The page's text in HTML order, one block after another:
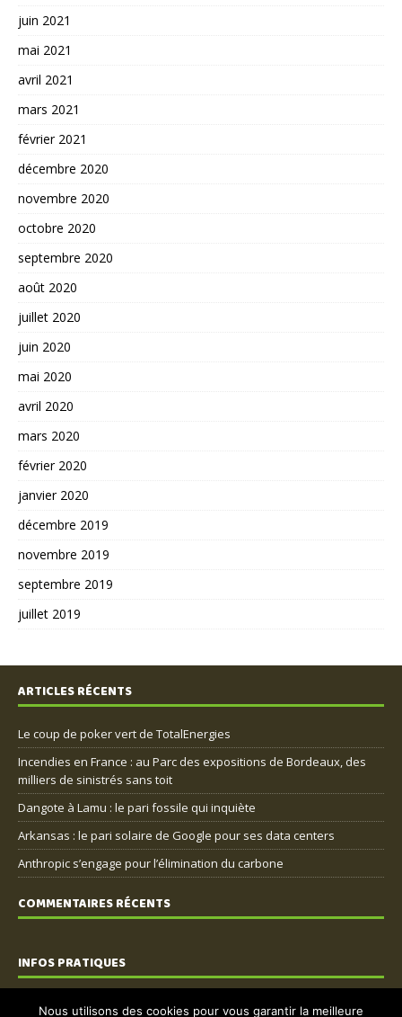
juin 2021
mai 2021
avril 2021
mars 2021
février 2021
décembre 2020
novembre 2020
octobre 2020
septembre 2020
août 2020
juillet 2020
juin 2020
mai 2020
avril 2020
mars 2020
février 2020
janvier 2020
décembre 2019
novembre 2019
septembre 2019
juillet 2019
ARTICLES RÉCENTS
Le coup de poker vert de TotalEnergies
Incendies en France : au Parc des expositions de Bordeaux, des
milliers de sinistrés sans toit
Dangote à Lamu : le pari fossile qui inquiète
Arkansas : le pari solaire de Google pour ses data centers
Anthropic s’engage pour l’élimination du carbone
COMMENTAIRES RÉCENTS
INFOS PRATIQUES
Nous contacter
Nous utilisons des cookies pour vous garantir la meilleure